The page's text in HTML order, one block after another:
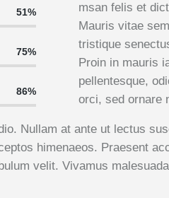
51%
75%
86%
msan felis et
Mauris vitae
tristique
Proin in mauris
pellentesque,
orci, sed ornare
Nullam at ante ut lectus
himenaeos. Praesent
velit. Vivamus